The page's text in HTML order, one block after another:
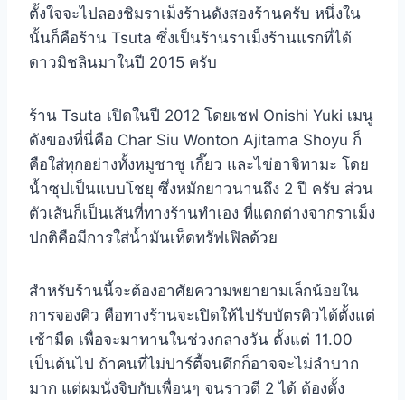
ตั้งใจจะไปลองชิมราเม็งร้านดังสองร้านครับ หนึ่งใน
นั้นก็คือร้าน Tsuta ซึ่งเป็นร้านราเม็งร้านแรกที่ได้
ดาวมิชลินมาในปี 2015 ครับ
ร้าน Tsuta เปิดในปี 2012 โดยเชฟ Onishi Yuki เมนู
ดังของที่นี่คือ Char Siu Wonton Ajitama Shoyu ก็
คือใส่ทุกอย่างทั้งหมูชาชู เกี๊ยว และไข่อาจิทามะ โดย
น้ำซุปเป็นแบบโชยุ ซึ่งหมักยาวนานถึง 2 ปี ครับ ส่วน
ตัวเส้นก็เป็นเส้นที่ทางร้านทำเอง ที่แตกต่างจากราเม็ง
ปกติคือมีการใส่น้ำมันเห็ดทรัฟเฟิลด้วย
สำหรับร้านนี้จะต้องอาศัยความพยายามเล็กน้อยใน
การจองคิว คือทางร้านจะเปิดให้ไปรับบัตรคิวได้ตั้งแต่
เช้ามืด เพื่อจะมาทานในช่วงกลางวัน ตั้งแต่ 11.00
เป็นต้นไป ถ้าคนที่ไม่ปาร์ตี้จนดึกก็อาจจะไม่ลำบาก
มาก แต่ผมนั่งจิบกับเพื่อนๆ จนราวตี 2 ได้ ต้องตั้ง